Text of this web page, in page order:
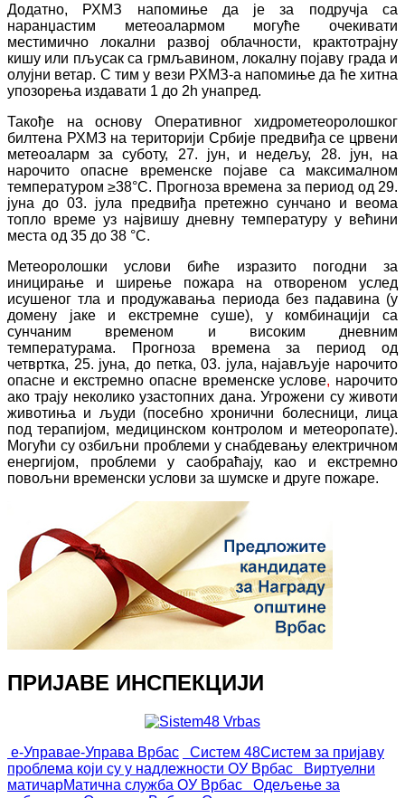
Додатно, РХМЗ напомиње да је за подручја са
наранџастим метеоалармом могуће очекивати
местимично локални развој облачности, крактотрајну
кишу или пљусак са грмљавином, локалну појаву града и
олујни ветар. С тим у вези РХМЗ-а напомиње да ће хитна
упозорења издавати 1 до 2h унапред.
Такође на основу Оперативног хидрометеоролошког
билтена РХМЗ на територији Србије предвиђа се црвени
метеоаларм засуботу, 27. јун, и недељу, 28. јун, на
нарочито опасне временске појаве са максималном
температуром ≥38°С. Прогноза временa за период од 29.
јуна до 03. јула предвиђа претежно сунчано и веома
топло време уз највишу дневну температуру у већини
места од 35 до 38 °С.
Метеоролошки услови биће изразито погодни за
иницирање и ширење пожара на отвореном услед
исушеног тла и продужавања периода без падавина (у
домену јаке и екстремне суше), у комбинацији са
сунчаним временом и високим дневним
температурама. Прогноза времена за период од
четвртка, 25. јуна, до петка, 03. јула, најављује нарочито
опасне и екстремно опасне временске услове, нарочито
ако трају неколико узастопних дана. Угрожени су животи
животиња и људи (посебно хронични болесници, лица
под терапијом, медицинском контролом и метеоропате).
Могући су озбиљни проблеми у снабдевању електричном
енергијом, проблеми у саобраћају, као и екстремно
повољни временски услови за шумске и друге пожаре.
ПРИЈАВЕ ИНСПЕКЦИЈИ
е-Управае-Управа Врбас Систем 48Систем за пријаву
проблема који су у надлежности ОУ Врбас
Виртуелни
матичарМатична служба ОУ Врбас
Одељење за